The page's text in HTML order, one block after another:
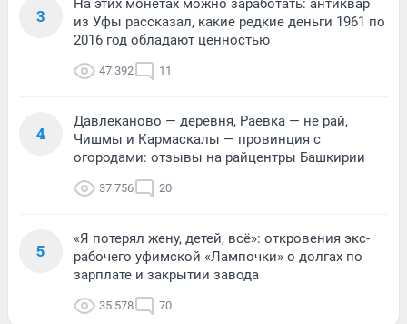
3
На этих монетах можно заработать: антиквар
из Уфы рассказал, какие редкие деньги 1961 по
2016 год обладают ценностью
47 392 11
4
Давлеканово — деревня, Раевка — не рай,
Чишмы и Кармаскалы — провинция с
огородами: отзывы на райцентры Башкирии
37 756 20
5
«Я потерял жену, детей, всё»: откровения экс-
рабочего уфимской «Лампочки» о долгах по
зарплате и закрытии завода
35 578 70